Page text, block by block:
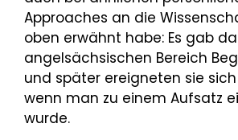
Approaches an die
oben erwähnt habe: Es gab
angelsächsischen Bereich
und später ereigneten sie
wenn man zu einem Aufsatz
wurde.